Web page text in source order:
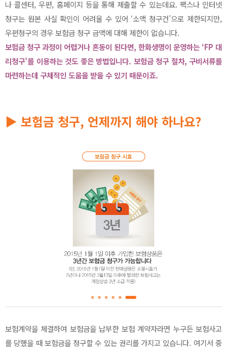
나 콜센터, 우편, 홈페이지 등을 통해 제출할 수 있는데요. 팩스나 인터넷
청구는 원본 사실 확인이 어려울 수 있어 ‘소액 청구건’으로 제한되지만,
우편청구의 경우 보험금 청구 금액에 대해 제한이 없습니다.
보험금 청구 과정이 어렵거나 혼동이 된다면, 한화생명이 운영하는 ‘FP 대
리청구’를 이용하는 것도 좋은 방법입니다. 보험금 청구 절차, 구비서류를
마련하는데 구체적인 도움을 받을 수 있기 때문이죠.
▶ 보험금 청구, 언제까지 해야 하나요?
보험계약을 체결하여 보험금을 납부한 보험 계약자라면 누구든 보험사고
를 당했을 때 보험금을 청구할 수 있는 권리를 가지고 있습니다. 여기서 중